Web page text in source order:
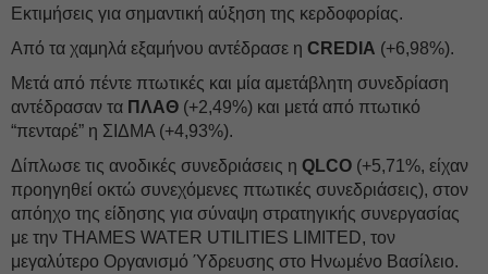
Εκτιμήσεις για σημαντική αύξηση της κερδοφορίας.
Από τα χαμηλά εξαμήνου αντέδρασε η CREDIA (+6,98%).
Μετά από πέντε πτωτικές και μία αμετάβλητη συνεδρίαση
αντέδρασαν τα ΠΛΑΘ (+2,49%) και μετά από πτωτικό
“πενταρέ” η ΣΙΔΜΑ (+4,93%).
Δίπλωσε τις ανοδικές συνεδριάσεις η QLCO (+5,71%, είχαν
προηγηθεί οκτώ συνεχόμενες πτωτικές συνεδριάσεις), στον
απόηχο της είδησης για σύναψη στρατηγικής συνεργασίας
με την THAMES WATER UTILITIES LIMITED, τον
μεγαλύτερο Οργανισμό Ύδρευσης στο Ηνωμένο Βασίλειο.